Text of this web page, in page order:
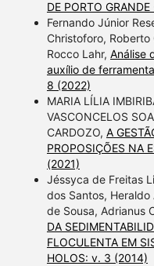
DE PORTO GRANDE
Fernando Júnior
Christoforo,
Rocco Lahr, Análise
auxílio de
8 (2022)
MARIA LÍLIA
VASCONCELOS
CARDOZO, A
PROPOSIÇÕES NA
(2021)
Jéssyca de Freitas
dos Santos, Heraldo
de Sousa, Adrianus
DA
FLOCULENTA EM
HOLOS: v. 3 (2014)